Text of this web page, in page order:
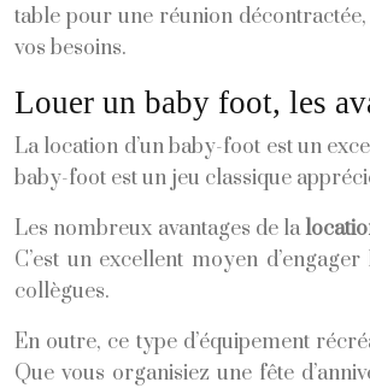
table pour une réunion
vos besoins.
Louer un baby foot, les
La location d’un baby-foot est un
baby-foot est un jeu classique
Les nombreux avantages de la
C’est un excellent moyen
collègues.
En outre, ce type d’équipement
Que vous organisiez une fête